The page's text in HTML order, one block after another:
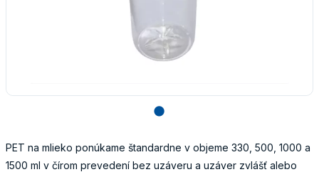
lens
PET na mlieko ponúkame štandardne v objeme 330, 500, 1000 a
1500 ml v čírom prevedení bez uzáveru a uzáver zvlášť alebo